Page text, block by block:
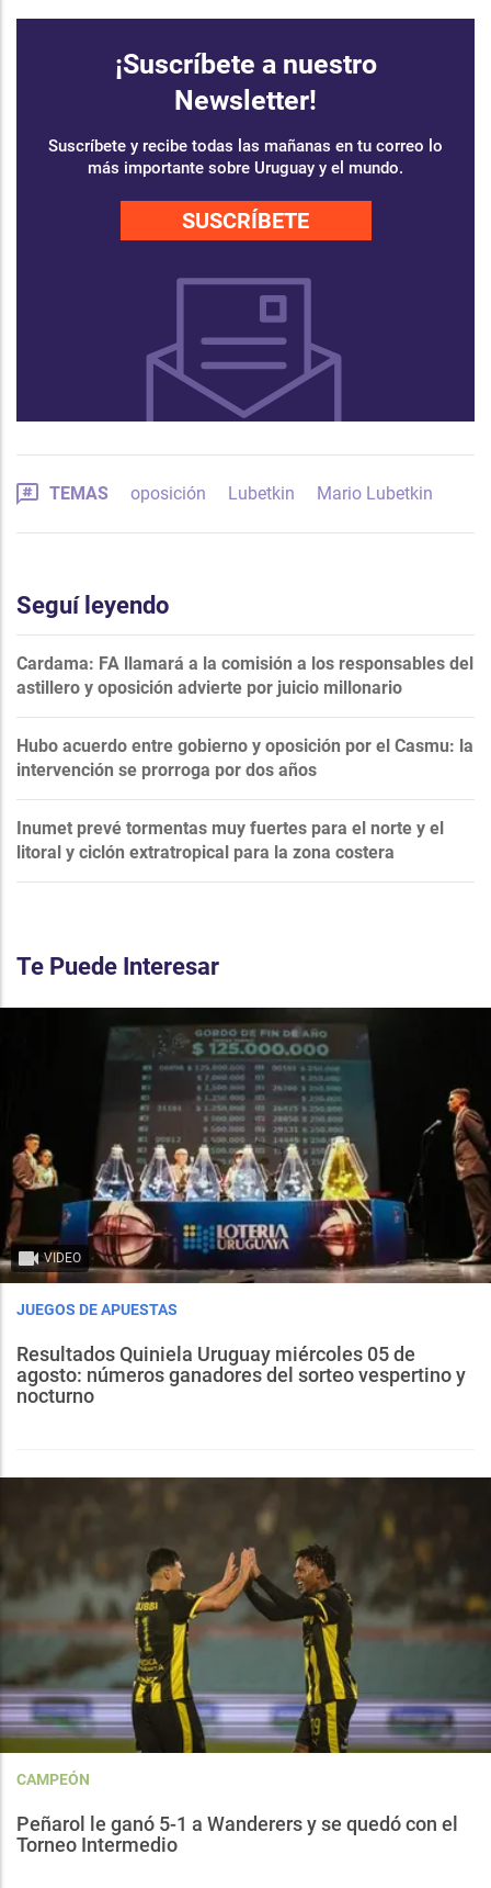
¡Suscríbete a nuestro
Newsletter!
Suscríbete y recibe todas las mañanas en tu correo lo
más importante sobre Uruguay y el mundo.
SUSCRÍBETE
TEMAS oposición Lubetkin Mario Lubetkin
Seguí leyendo
Cardama: FA llamará a la comisión a los responsables del
astillero y oposición advierte por juicio millonario
Hubo acuerdo entre gobierno y oposición por el Casmu: la
intervención se prorroga por dos años
Inumet prevé tormentas muy fuertes para el norte y el
litoral y ciclón extratropical para la zona costera
Te Puede Interesar
VIDEO
JUEGOS DE APUESTAS
Resultados Quiniela Uruguay miércoles 05 de
agosto: números ganadores del sorteo vespertino y
nocturno
CAMPEÓN
Peñarol le ganó 5-1 a Wanderers y se quedó con el
Torneo Intermedio